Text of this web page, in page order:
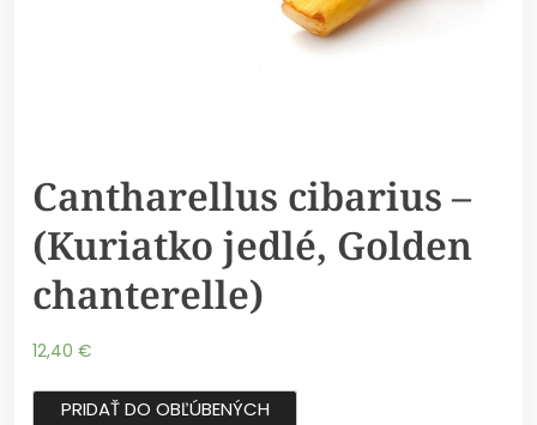
Cantharellus cibarius –
(Kuriatko jedlé, Golden
chanterelle)
12,40 €
PRIDAŤ DO OBĽÚBENÝCH